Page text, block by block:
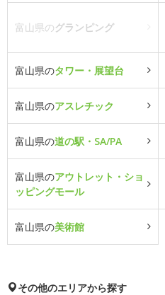
富山県のグランピング
富山県のタワー・展望台
富山県のアスレチック
富山県の道の駅・SA/PA
富山県のアウトレット・ショ
ッピングモール
富山県の美術館
その他のエリアから探す